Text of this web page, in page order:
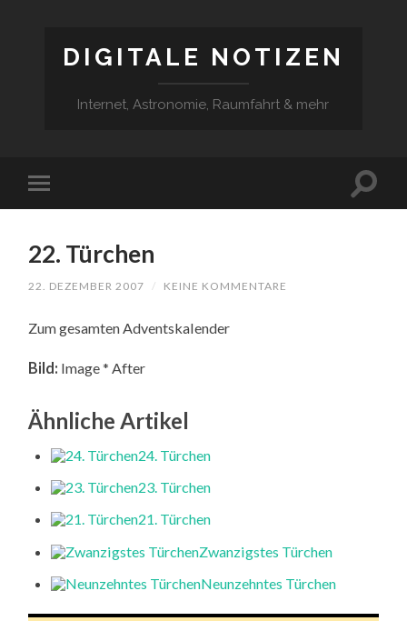
DIGITALE NOTIZEN
Internet, Astronomie, Raumfahrt & mehr
22. Türchen
22. DEZEMBER 2007 / KEINE KOMMENTARE
Zum gesamten Adventskalender
Bild: Image * After
Ähnliche Artikel
24. Türchen
23. Türchen
21. Türchen
Zwanzigstes Türchen
Neunzehntes Türchen